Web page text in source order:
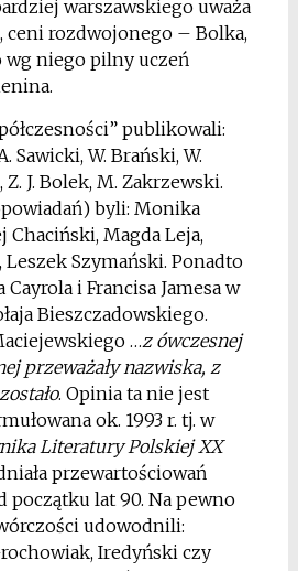
warszawskiego uważa
ceni rozdwojonego – Bolka,
wg niego pilny uczeń
publikowali:
Sawicki, W. Brański, W.
J. Bolek, M. Zakrzewski.
byli: Monika
Chaciński, Magda Leja,
Leszek Szymański. Ponadto
Cayrola i Francisa Jamesa w
Bieszczadowskiego.
…z ówczesnej
przeważały nazwiska, z
. Opinia ta nie jest
ok. 1993 r. tj. w
Literatury Polskiej XX
przewartościowań
początku lat 90. Na pewno
udowodnili:
Iredyński czy